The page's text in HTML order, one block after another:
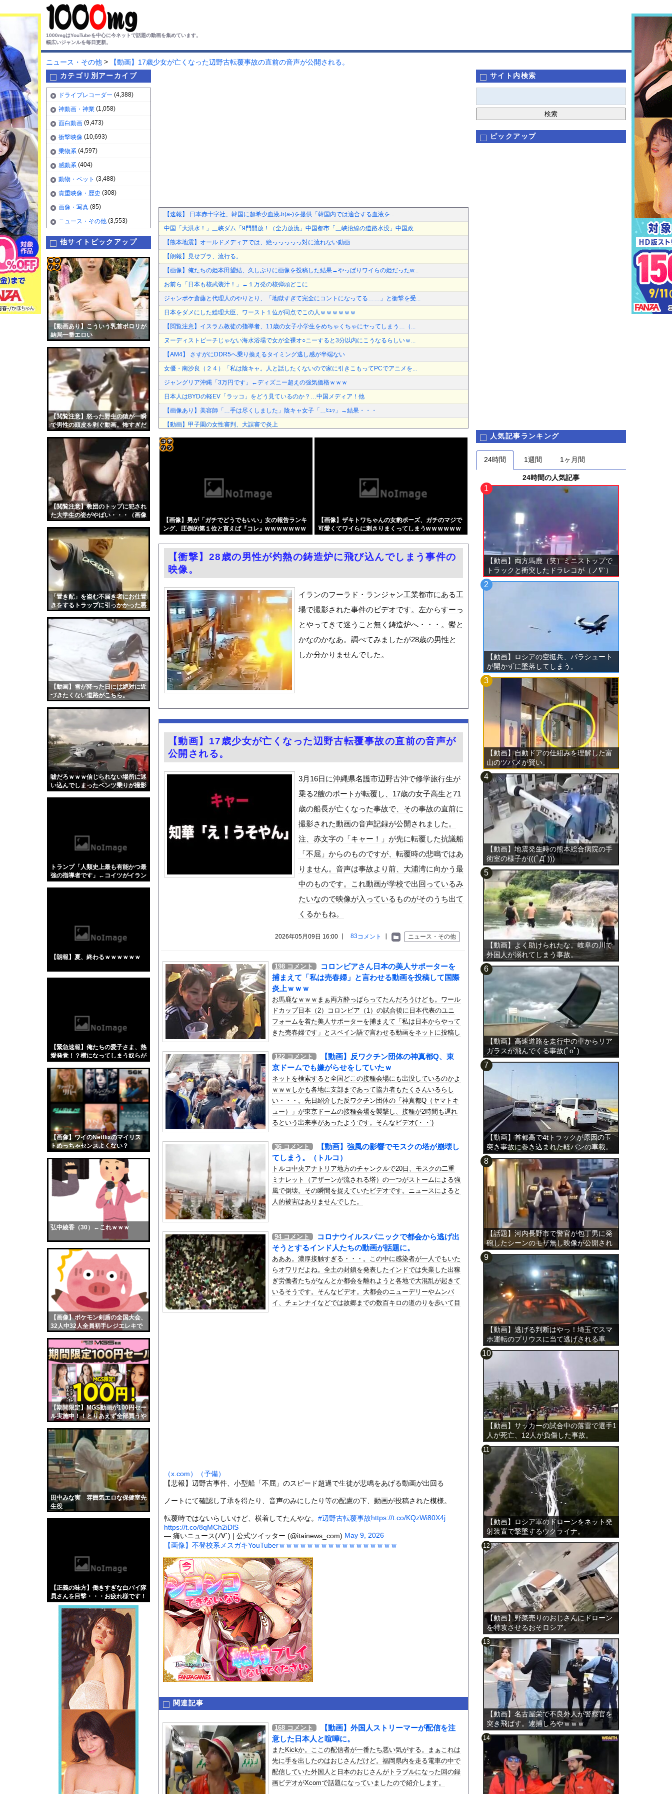
1000mgはYouTubeを中心に今ネットで話題の動画を集めています。
幅広いジャンルを毎日更新。
ニュース・その他 >
【動画】17歳少女が亡くなった辺野古転覆事故の直前の音声が公開される。
カテゴリ別アーカイブ
ドライブレコーダー (4,388)
神動画・神業 (1,058)
面白動画 (9,473)
衝撃映像 (10,693)
乗物系 (4,597)
感動系 (404)
動物・ペット (3,488)
貴重映像・歴史 (308)
画像・写真 (85)
ニュース・その他 (3,553)
他サイトピックアップ
【動画あり】こういう乳首ポロリが
結局一番エロい
【閲覧注意】怒った野生の猿が一瞬
で男性の頭皮を剥ぐ動画。怖すぎだ
【閲覧注意】教団のトップに犯され
た大学生の姿がやばい・・・（画像
「置き配」を盗む不届き者にお仕置
きをするトラップに引っかかった悪
【動画】雪が降った日には絶対に近
づきたくない道路がこちら。
嘘だろｗｗｗ信じられない場所に迷
い込んでしまったベンツ乗りが撮影
トランプ「人類史上最も有能かつ最
強の指導者です」←コイツがイラン
【朗報】夏、終わるｗｗｗｗｗｗ
【緊急速報】俺たちの愛子さま、熱
愛発覚！？横になってしまう奴らが
【画像】ワイのNetflixのマイリス
トめっちゃセンスよくない？
弘中綾香（30）←これｗｗｗ
【画像】ポケモン剣盾の全国大会、
32人中32人全員初手レジエレキで
【期間限定】MGS動画が100円セー
ル実施中！！とりあえず全部買うや
田中みな実 雰囲気エロな保健室先
生役
【正義の味方】働きすぎな白バイ隊
員さんを目撃・・・お疲れ様です！
コテ
リン
- 固
定リ
ンク
自動
更新
ツー
【速報】 日本赤十字社、韓国に超希少血液Jr(a-)を提供「韓国内では適合する血液を...
中国「大洪水！」三峡ダム「9門開放！（全力放流」中国都市「三峡沿線の道路水没」中国政...
【熊本地震】オールドメディアでは、絶っっっっっ対に流れない動画
【朗報】見せブラ、流行る。
【画像】俺たちの姫本田望結、久しぶりに画像を投稿した結果→やっぱりワイらの姫だったw...
お前ら「日本も核武装汁！」←１万発の核弾頭どこに
ジャンポケ斎藤と代理人のやりとり、「地獄すぎて完全にコントになってる……」と衝撃を受...
日本をダメにした総理大臣、ワースト１位が同点でこの人ｗｗｗｗｗｗ
【閲覧注意】イスラム教徒の指導者、11歳の女子小学生をめちゃくちゃにヤってしまう…（...
ヌーディストビーチじゃない海水浴場で女が全裸オ○ニーすると3分以内にこうなるらしいｗ...
【AM4】 さすがにDDR5へ乗り換えるタイミング逃し感が半端ない
女優・南沙良（２４）「私は陰キャ。人と話したくないので家に引きこもってPCでアニメを...
ジャングリア沖縄「3万円です」←ディズニー超えの強気価格ｗｗｗ
日本人はBYDの軽EV「ラッコ」をどう見ているのか？…中国メディア！他
【画像あり】美容師「…手は尽くしました」陰キャ女子「…ﾋｭｯ」→結果・・・
【動画】甲子園の女性審判、大誤審で炎上
"テレビ大好き"高齢者の｢テレビ離れ｣が始まった…10代後半～20代の約7割が"...
日本人はBYDの軽EV「ラッコ」をどう見ているのか？…中国メディア！
高市首相が経歴詐称していると確信した某映画評論家、「上級公務員試験に合格とは書いてな...
【悲報】ﾈｯﾄ民「正規ディーラーで車検を頼んだら担当整備士が「グエン」さんだったから...
お前らがメイドイン韓国で認めてるもの 「キムチ」あと3つは？
小倉ゆうか（元・小倉優香）がグラビア復帰！結局、脱ぐしかないｗｗｗｗ
乳首の立ちっぷりが凄い女社長のひなの花音が中出し解禁
【ニュース】 広島記念公園を追い出された左翼さん、流石にキモすぎて炎上
エロ漫画『冥婚の花嫁』をrawやhitomiを使わずに無料で読む方法│五梅
路上駐車経験率が過去最少の21%へ低下！タイムズ会員にアンケート
中国「大洪水！」三峡ダム「9門開放！（全力放流」中国都市「三峡沿線の道路水没」中国政...
職場の人妻と不倫をして、ついに、、、
韓国国会、サッカー前代表監督を追及「なぜ負けたのか」
日本旅行キャンセルすべきか…1万年ぶり史上最大級の火山の兆し＝韓国の反応
うちのネコが目の前にいた。私が上に物を投げるフリをする → 猫はこうなります…
ちいかわ作者さん、総額30億超の大豪邸を建てるｗｗｗｗｗｗｗｗｗｗｗｗｗｗｗｗｗｗｗ
韓国サッカー界 W杯やオリンピック等で外国人審判員に女性を派遣し性的サービスで買収し...
安藤萌々アナ セクシーポーズ！！
ホームレスの数、20年ちょいで90％減少・・・・・
『悪役令嬢転生おじさん』6話感想 モブ令嬢に絡まれるアンナ！
おすすめのG-SHOCK教えろ。それ買う。ちな現場仕事
家系ラーメンにチャーシューとキャベツをトッピングして食べるのが好き
【悲報】ラッパーさん、札束披露するもネット民から新社会人の初ボーナスくらいしかないと...
【悲報】BYDの軽EVラッコを自動車評論家が褒めてる日本、中国人からは馬鹿にされてる...
今の時期 河口で釣れる美味い魚教えて
【Xの車窓から】オービスかと思ったら野生の炊飯器で草 ほか
【ポロリ悲話】ネットで拡散してるおっぱいポロリ動画、何故か叩かれる・・・
【衝撃】「かわいい虫」ランキング、ついに発表される
「アメリカのヤンキーがアジア人にケンカを売った結果ｗｗｗ」 ほか
【悲報】「蕎麦」とかいう自炊最強のメシｗｗｗｗｗｗｗｗ
【4/4】嫁が浮気をしている。私の知らないスマホで連絡を取り合い、日中会ったりしてい...
やっぱり肉が好き
【悲報】全盛期のエマ・ワトソン可愛すぎワロッタｗｗｗｗｗｗｗｗｗ
【ポケモン】ナンジャモってめちゃくちゃヱロくて可愛いよな
【動画】タイのティパンコーン王子が日本人女性とデートか？
【京都大病院】誤って正常脳幹を摘出された女性､重篤な植物状態だが意識は正常で何かを思...
【動画】うそでしょー！藤沢市で撮影された予測可能割合が気になる事故のドラレコ。
【日向坂46】藤嶌果歩写真集公式、お詫び
河出奈都美アナ ノースリニットの巨乳、横乳、脇！！【GIF動画あり】
【衝撃】農村地域で育った子どもがアレルギーやぜん息になりにくい『農場効果』を引き起こ...
北朝鮮の弾道ミサイル部隊、ロシアのヴォロネジ州に展開か…北朝鮮は本質的にウクライナと...
【画像】「テニスの王子様」の手塚国光の零式サーブ、ガチで強すぎるｗｗｗｗ
PTA会長「PTA参加拒否した親へ最終警告。こうなってもいい？」
【画像】この女優さん、可愛すぎる
【朗報】齋藤飛鳥、前屈みで完全に見えてる動画が拡散されてしまう…
【画像】おまえらこういう地雷系の女子高生って好きじゃないの？
海外「日本よ、お前がナンバーワンだ」 熊本地震直後の日本の対応のスピードに世界が衝撃
勇気を出して白人美女にチン凸したアジア人短小男
10年もの間浮気してた嫁。まさかと思い長男のDNA鑑定をするがいいな？と問うと、元嫁...
ウクライナ侵攻以降、ロシア軍兵士のHIV感染が2000％急増…ウクライナメディア！
【配信者】「金バエ」のSNS更新が1週間途絶え、様々な憶測が飛び交う。1週間ぶりの投...
【画像】女の子「危機管理フォーーーーム！！！」
私「ちょっと、人の家の金庫触らないでよ！」キチママ『そこに金庫があったから、開けてみ...
【唖然】フォークリフトの免許、返納してきたんやが・・・・・・・・・
【放送事故】昔のドラマのレ◯プシーン、今見るとアウトすぎる・・・
道路脇で男性が缶切断していたドラム缶が爆発
韓国人「安貞桓が韓国代表に激怒！『惨憺たる結果、徹底的な刷新が必要だ』と監督や協会を...
ケンタッキーとか言う唐揚げ屋ｗｗｗｗｗ
【画像】このAVが性癖ブッ刺さりで精子ドクドク作られるわｗｗｗｗ
【悲報】味噌ラーメンで行列、出来ない
【中国】男の子が爆竹に点火 マンホールが爆発しふた吹き飛ぶ
【画像】伊藤舞雪とかいうＡＶ女優ｗｗｗｗｗｗｗｗｗｗw
【緊急】肛門にスティックのり入れたけど出てこないの！！
お知らせ
【動画】タイのティパンコーン王子が日本人女性とデートか？
Powered by livedoor 相互RSS
このページは1000mgが管理しています。 RSS設定 更新順130件まで。それ以降の古いものは表
【画像】男が「ガチでどうでもいい」女の報告ランキ
ング、圧倒的第１位と言えば『コレ』w w w w w w w
【画像】ザキトワちゃんの女豹ポーズ、ガチのマジで
可愛くてワイらに刺さりまくってしまうw w w w w w
自動
更新
【衝撃】28歳の男性が灼熱の鋳造炉に飛び込んでしまう事件の
映像。
イランのフーラド・ランジャン工業都市にある工
場で撮影された事件のビデオです。左からすーっ
とやってきて迷うこと無く鋳造炉へ・・・。鬱と
かなのかなあ。調べてみましたが28歳の男性と
しか分かりませんでした。
【動画】17歳少女が亡くなった辺野古転覆事故の直前の音声が
公開される。
3月16日に沖縄県名護市辺野古沖で修学旅行生が
乗る2艘のボートが転覆し、17歳の女子高生と71
歳の船長が亡くなった事故で、その事故の直前に
撮影された動画の音声記録が公開されました。
注、赤文字の「キャー！」が先に転覆した抗議船
「不屈」からのものですが、転覆時の悲鳴ではあ
りません。音声は事故より前、大浦湾に向かう最
中のものです。これ動画が学校で出回っているみ
たいなので映像が入っているものがそのうち出て
くるかもね。
ニュース・その他
83コメント
2026年05月09日 16:00 ┃
198 コメント
コロンビアさん日本の美人サポーターを
捕まえて「私は売春婦」と言わせる動画を投稿して国際
炎上ｗｗｗ
お馬鹿なｗｗｗまぁ両方酔っぱらってたんだろうけども。ワール
ドカップ日本（2）コロンビア（1）の試合後に日本代表のユニ
フォームを着た美人サポーターを捕まえて「私は日本からやって
きた売春婦です」とスペイン語で言わせる動画をネットに投稿し
122 コメント
【動画】反ワクチン団体の神真都Q、東
京ドームでも嫌がらせをしていたｗ
ネットを検索すると全国どこの接種会場にも出没しているのかよ
ｗｗｗしかも各地に支部まであって協力者もたくさんいるらし
い・・・。先日紹介した反ワクチン団体の「神真都Q（ヤマトキ
ュー）」が東京ドームの接種会場を襲撃し、接種が2時間も遅れ
るという出来事があったようです。そんなビデオ(´･_･`)
36 コメント
【動画】強風の影響でモスクの塔が崩壊し
てしまう。（トルコ）
トルコ中央アナトリア地方のチャンクルで20日、モスクの二重
ミナレット（アザーンが流される塔）の一つがストームによる強
風で倒壊。その瞬間を捉えていたビデオです。ニュースによると
人的被害はありませんでした。
94 コメント
コロナウイルスパニックで都会から逃げ出
そうとするインド人たちの動画が話題に。
あああ。濃厚接触すぎる・・・。この中に感染者が一人でもいた
らオワリだよね。全土の封鎖を発表したインドでは失業した出稼
ぎ労働者たちがなんとか都会を離れようと各地で大混乱が起きて
いるそうです。そんなビデオ。大都会のニューデリーやムンバ
イ、チェンナイなどでは故郷までの数百キロの道のりを歩いて目
（x.com）
（予備）
【悲報】辺野古事件、小型船「不屈」のスピード超過で生徒が悲鳴をあげる動画が出回る
ノートにて確認し了承を得たり、音声のみにしたり等の配慮の下、動画が投稿された模様。
転覆時ではないらしいけど、横着してたんやな。 #辺野古転覆事故https://t.co/KQzWi80X4j
https://t.co/8qMCh2iDlS
— 痛いニュース(ﾉ∀`) | 公式ツイッター (@itainews_com) May 9, 2026
【画像】不登校系メスガキYouTuberｗｗｗｗｗｗｗｗｗｗｗｗｗｗｗｗｗ
関連記事
168 コメント
【動画】外国人ストリーマーが配信を注
意した日本人と喧嘩に。
またKickか。ここの配信者が一番たち悪い気がする。まぁこれは
先に手を出したのはおじさんだけど。福岡県内を走る電車の中で
配信していた外国人と日本のおじさんがトラブルになった回の録
画ビデオがXcomで話題になっていましたので紹介します。
サイト内検索
ピックアップ
人気記事ランキング
24時間 1週間 1ヶ月間
24時間の人気記事
【動画】両方馬鹿（笑）ミニストップで
トラックと衝突したドラレコが（ノ∇`）
【動画】ロシアの空挺兵、パラシュート
が開かずに墜落してしまう。
【動画】自動ドアの仕組みを理解した富
山のツバメが賢い。
【動画】地震発生時の熊本総合病院の手
術室の様子が(((ﾟДﾟ)))
【動画】よく助けられたな。岐阜の川で
外国人が溺れてしまう事故。
【動画】高速道路を走行中の車からリア
ガラスが飛んでくる事故(ﾟoﾟ)
【動画】首都高で4tトラックが原因の玉
突き事故に巻き込まれた軽バンの車載。
【話題】河内長野市で警官が包丁男に発
砲したシーンのモザ無し映像が公開され
る。
【動画】逃げる判断はやっ！埼玉でスマ
ホ運転のプリウスに当て逃げされる車
載。
【動画】サッカーの試合中の落雷で選手1
人が死亡、12人が負傷した事故。
【動画】ロシア軍のドローンをネット発
射装置で撃墜するウクライナ。
【動画】野菜売りのおじさんにドローン
を特攻させるおそロシア。
【動画】名古屋栄で不良外人が警察官を
突き飛ばす。逮捕しろやｗｗｗ